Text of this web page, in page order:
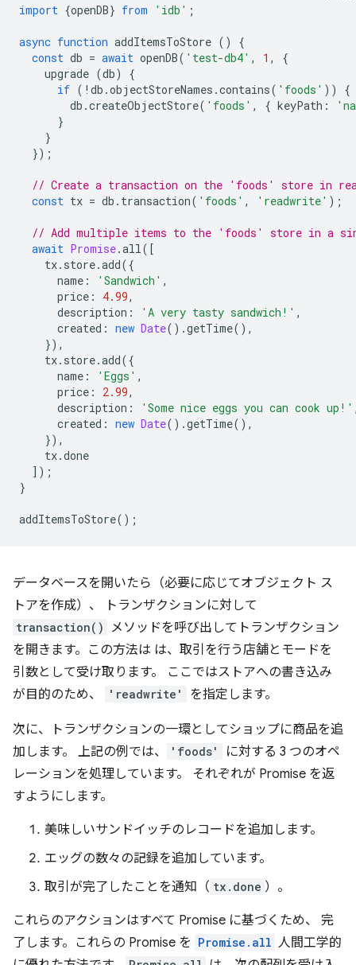
import {openDB} from 'idb' ;
async function addItemsToStore ()
{
const db = await openDB( 'test-db4' , 1 ,
{
upgrade (db)
{
if ( ! db .objectStoreNames .contains( 'foods' ))
{
db .createObjectStore( 'foods' , { keyPath :
}
}
});
// Create a transaction on the 'foods' store in
const tx = db . transaction( 'foods' , 'readwrite' );
// Add multiple items to the 'foods' store in a
await Promise.all([
tx. store.add({
name : 'Sandwich' ,
price : 4.99,
description : 'A very tasty sandwich!' ,
created : new Date().getTime(),
}),
tx. store.add({
name : 'Eggs' ,
price : 2.99,
description : 'Some nice eggs you can cook up!'
created : new Date().getTime(),
}),
tx.done
]);
}
addItemsToStore();
データベースを開いたら（必要に応じてオブジェクト ス
トアを作成）、 トランザクションに対して
transaction()
メソッドを呼び出してトランザクション
を開きます。この方法は は、取引を行う店舗とモードを
引数として受け取ります。 ここではストアへの書き込み
が目的のため、
'readwrite' を指定します。
次に、トランザクションの一環としてショップに商品を追
加します。 上記の例では、
'foods'
に対する 3 つのオペ
レーションを処理しています。 それぞれが Promise を返
すようにします。
美味しいサンドイッチのレコードを追加します。
エッグの数々の記録を追加しています。
取引が完了したことを通知（ tx.done ）。
これらのアクションはすべて Promise に基づくため、 完
了します。これらの Promise を Promise.all 人間工学的